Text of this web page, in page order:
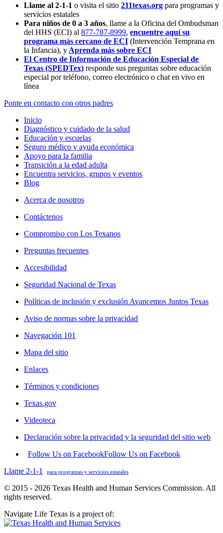
Llame al 2-1-1 o visita el sitio 211texas.org para programas y
servicios estatales
Para niños de 0 a 3 años, llame a la Oficina del Ombudsman
del HHS (ECI) al 877-787-8999, encuentre aquí su
programa más cercano de ECI (Intervención Temprana en
la Infancia), y Aprenda más sobre ECI
El Centro de Información de Educación Especial de
Texas (SPEDTex) responde sus preguntas sobre educación
especial por teléfono, correo electrónico o chat en vivo en
línea
Ponte en contacto con otros padres
Inicio
Diagnóstico y cuidado de la salud
Educación y escuelas
Seguro médico y ayuda económica
Apoyo para la familia
Transición a la edad adulta
Encuentra servicios, grupos y eventos
Blog
Acerca de nosotros
Contáctenos
Compromiso con Los Texanos
Preguntas frecuentes
Accesibilidad
Seguridad Nacional de Texas
Políticas de inclusión y exclusión Avancemos Juntos Texas
Aviso de normas sobre la privacidad
Navegación 101
Mapa del sitio
Enlaces
Términos y condiciones
Texas.gov
Videoteca
Declaración sobre la privacidad y la seguridad del sitio web
Follow Us on FacebookFollow Us on Facebook
Llame 2-1-1
para programas y servicios estatales
© 2015 - 2026 Texas Health and Human Services Commission. All
rights reserved.
Navigate Life Texas is a project of: